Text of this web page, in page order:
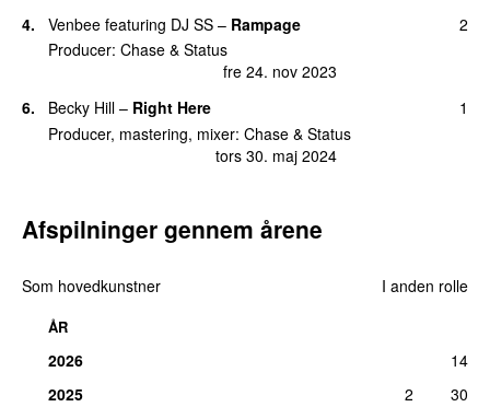
On the Block featuring & Horrid1
lør 8. mar 2025
12.
On The Block (Lille Høg Flex Bootleg)
(featuring Sav’O&Horrid1
lør 8. mar 2025
1
12. Selecta (featuring Stefflon Don)
12. Take Me Away
1
Wise Up
1
4. Venbee featuring DJ SS – Rampage
fre 24. nov 2023
2
Producer: Chase & Status
6. Becky Hill – Right Here
tors 30. maj 2024
1
Producer, mastering, mixer: Chase & Status
Afspilninger gennem årene
Som hovedkunstner I anden rolle
ÅR
2026
14
2025
2
30